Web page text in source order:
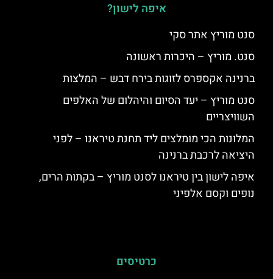
איפה לישון?
סנט מוריץ אתר סקי
סנט. מוריץ – היכרות ראשונה
ברנינה אקספרס לזוגות בירח דבש – המלצות
סנט מוריץ – יעד הסיום והיהלום של האלפים
השוויצריים
המלונות הכי מומלצים ליד תחנת טיראנו – לפני
היציאה לרכבת ברנינה
איפה לישון בין טיראנו לסנט מוריץ – בקתות הרים,
נופים וקסם אלפיני
כרטיסים